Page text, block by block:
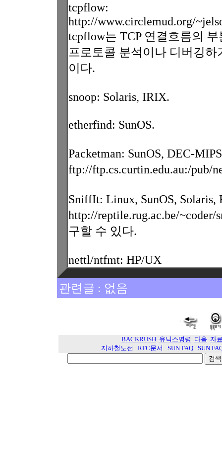
tcpflow:
http://www.circlemud.org/
tcpflow는 TCP 연결흐름의
프로토콜 분석이나 디버깅
이다.
snoop: Solaris, IRIX.
etherfind: SunOS.
Packetman: SunOS, DEC-
ftp://ftp.cs.curtin.edu.au:/pub/
SniffIt: Linux, SunOS,
http://reptile.rug.ac.be/
구할 수 있다.
nettl/ntfmt: HP/UX
관련글 : 없음
BACKRUSH 유닉스명령 다음 자
지하철노선
RFC문서 SUN FAQ SUN